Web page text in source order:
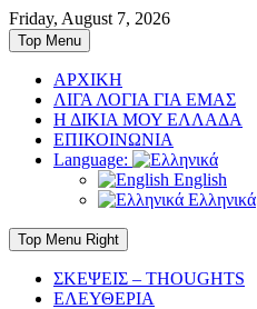
Skip
to
content
Friday, August 7, 2026
Top Menu
ΑΡΧΙΚΗ
ΛΙΓΑ ΛΟΓΙΑ ΓΙΑ ΕΜΑΣ
Η ΔΙΚΙΑ ΜΟΥ ΕΛΛΑΔΑ
ΕΠΙΚΟΙΝΩΝΙΑ
Language:
English
Ελληνικά
Top Menu Right
ΣΚΕΨΕΙΣ – THOUGHTS
ΕΛΕΥΘΕΡΙΑ